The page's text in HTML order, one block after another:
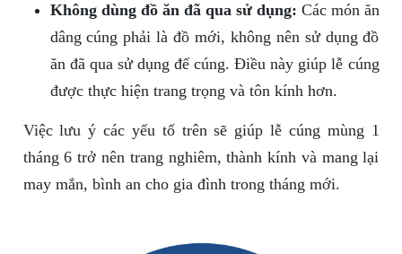
Không dùng đồ ăn đã qua sử dụng: Các món ăn
dâng cúng phải là đồ mới, không nên sử dụng đồ
ăn đã qua sử dụng để cúng. Điều này giúp lễ cúng
được thực hiện trang trọng và tôn kính hơn.
Việc lưu ý các yếu tố trên sẽ giúp lễ cúng mùng 1
tháng 6 trở nên trang nghiêm, thành kính và mang lại
may mắn, bình an cho gia đình trong tháng mới.